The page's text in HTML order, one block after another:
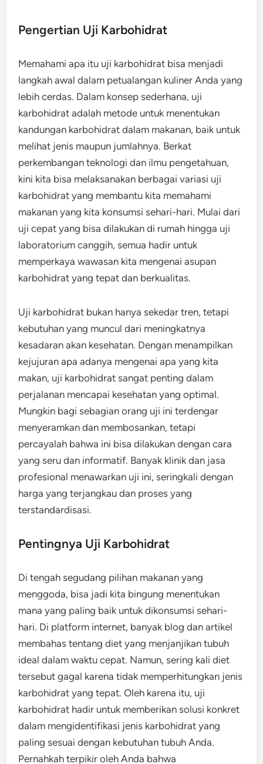
Pengertian Uji Karbohidrat
Memahami apa itu uji karbohidrat bisa menjadi
langkah awal dalam petualangan kuliner Anda yang
lebih cerdas. Dalam konsep sederhana, uji
karbohidrat adalah metode untuk menentukan
kandungan karbohidrat dalam makanan, baik untuk
melihat jenis maupun jumlahnya. Berkat
perkembangan teknologi dan ilmu pengetahuan,
kini kita bisa melaksanakan berbagai variasi uji
karbohidrat yang membantu kita memahami
makanan yang kita konsumsi sehari-hari. Mulai dari
uji cepat yang bisa dilakukan di rumah hingga uji
laboratorium canggih, semua hadir untuk
memperkaya wawasan kita mengenai asupan
karbohidrat yang tepat dan berkualitas.
Uji karbohidrat bukan hanya sekedar tren, tetapi
kebutuhan yang muncul dari meningkatnya
kesadaran akan kesehatan. Dengan menampilkan
kejujuran apa adanya mengenai apa yang kita
makan, uji karbohidrat sangat penting dalam
perjalanan mencapai kesehatan yang optimal.
Mungkin bagi sebagian orang uji ini terdengar
menyeramkan dan membosankan, tetapi
percayalah bahwa ini bisa dilakukan dengan cara
yang seru dan informatif. Banyak klinik dan jasa
profesional menawarkan uji ini, seringkali dengan
harga yang terjangkau dan proses yang
terstandardisasi.
Pentingnya Uji Karbohidrat
Di tengah segudang pilihan makanan yang
menggoda, bisa jadi kita bingung menentukan
mana yang paling baik untuk dikonsumsi sehari-
hari. Di platform internet, banyak blog dan artikel
membahas tentang diet yang menjanjikan tubuh
ideal dalam waktu cepat. Namun, sering kali diet
tersebut gagal karena tidak memperhitungkan jenis
karbohidrat yang tepat. Oleh karena itu, uji
karbohidrat hadir untuk memberikan solusi konkret
dalam mengidentifikasi jenis karbohidrat yang
paling sesuai dengan kebutuhan tubuh Anda.
Pernahkah terpikir oleh Anda bahwa